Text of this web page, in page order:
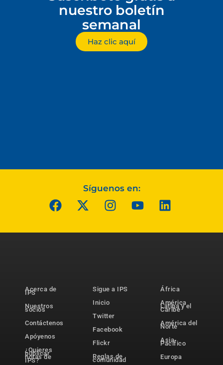
nuestro boletín
semanal
Haz clic aquí
Síguenos en:
Acerca de
IPS
Nuestros
socios
Contáctenos
Apóyenos
¿Quieres
publicar
notas de
IPS?
Sigue a IPS
Inicio
Twitter
Facebook
Flickr
Reglas de
comunidad
África
América
Latina y el
Caribe
América del
Norte
Asia-
Pacífico
Europa